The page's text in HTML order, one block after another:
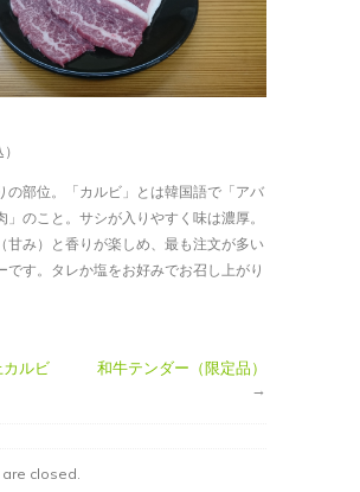
の部位。「カルビ」とは韓国語で「アバ
」のこと。サシが入りやすく味は濃厚。
甘み）と香りが楽しめ、最も注文が多い
です。タレか塩をお好みでお召し上がり
ルビ
和牛テンダー（限定品）
→
closed.